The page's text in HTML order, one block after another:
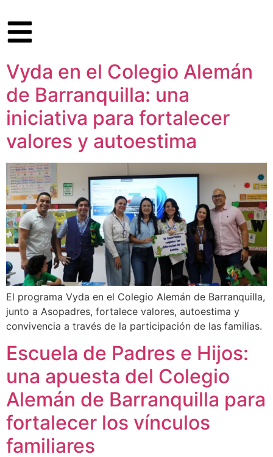
Vyda en el Colegio Alemán
de Barranquilla: una
iniciativa para fortalecer
valores y autoestima​
El programa Vyda en el Colegio Alemán de Barranquilla,
junto a Asopadres, fortalece valores, autoestima y
convivencia a través de la participación de las familias.
Escuela de Padres e Hijos:
una apuesta del Colegio
Alemán de Barranquilla para
fortalecer los vínculos
familiares